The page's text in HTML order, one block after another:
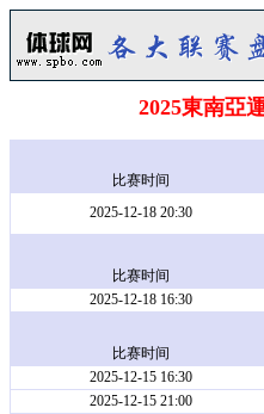
2025東南亞
比赛时间
2025-12-18 20:30
比赛时间
2025-12-18 16:30
比赛时间
2025-12-15 16:30
2025-12-15 21:00